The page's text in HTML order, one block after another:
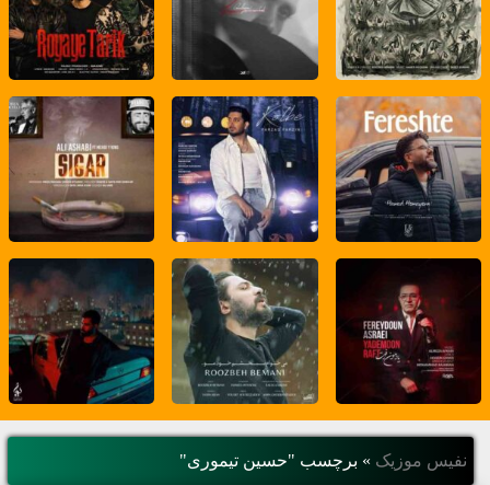
نفیس موزیک » برچسب "حسین تیموری"